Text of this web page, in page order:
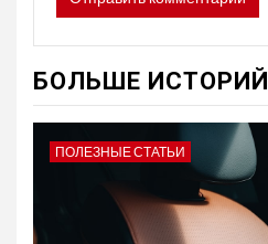
БОЛЬШЕ ИСТОРИЙ
ПОЛЕЗНЫЕ СТАТЬИ